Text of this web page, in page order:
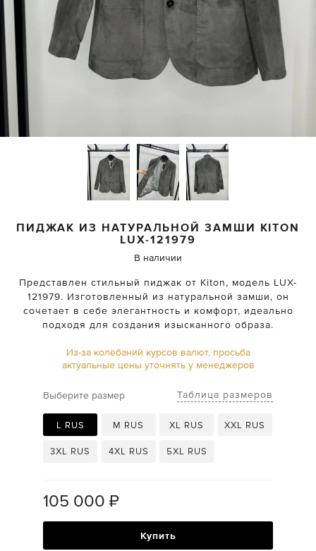
ПИДЖАК ИЗ НАТУРАЛЬНОЙ ЗАМШИ KITON
LUX-121979
В наличии
Представлен стильный пиджак от Kiton, модель LUX-
121979. Изготовленный из натуральной замши, он
сочетает в себе элегантность и комфорт, идеально
подходя для создания изысканного образа.
Из-за колебаний курсов валют, просьба
актуальные цены уточнять у менеджеров
Выберите размер Таблица размеров
L RUS M RUS XL RUS XXL RUS
3XL RUS 4XL RUS 5XL RUS
105 000 ₽
Купить